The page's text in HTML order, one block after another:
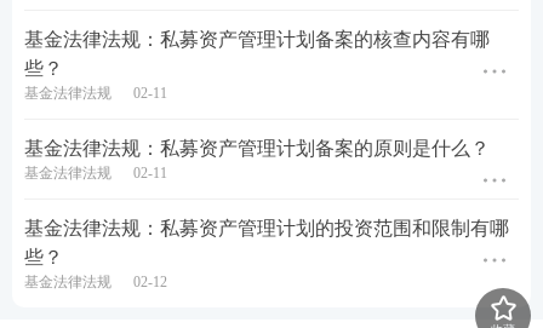
基金法律法规：私募资产管理计划备案的核查内容有哪
些？
基金法律法规 02-11
基金法律法规：私募资产管理计划备案的原则是什么？
基金法律法规 02-11
基金法律法规：私募资产管理计划的投资范围和限制有哪
些？
基金法律法规 02-12